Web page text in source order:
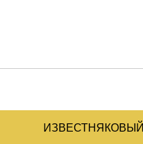
ИЗВЕСТНЯКОВЫЙ